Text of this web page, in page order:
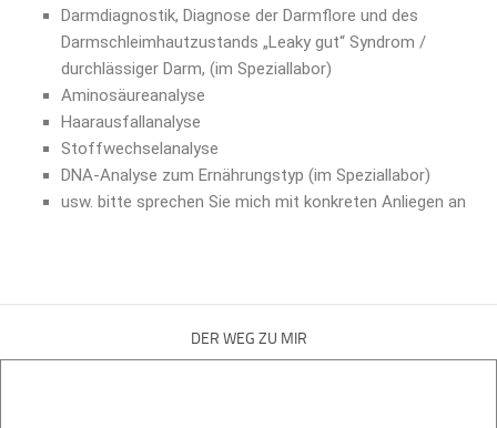
Darmdiagnostik, Diagnose der Darmflore und des
Darmschleimhautzustands „Leaky gut“ Syndrom /
durchlässiger Darm, (im Speziallabor)
Aminosäureanalyse
Haarausfallanalyse
Stoffwechselanalyse
DNA-Analyse zum Ernährungstyp (im Speziallabor)
usw. bitte sprechen Sie mich mit konkreten Anliegen an
DER WEG ZU MIR